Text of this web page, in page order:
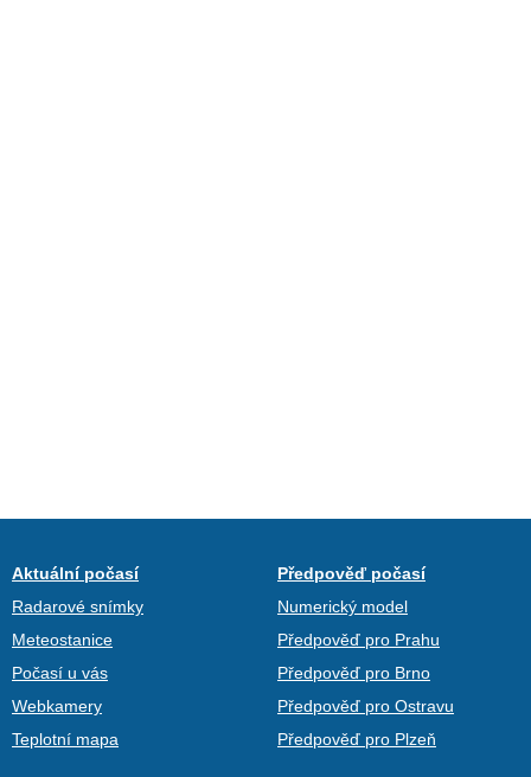
Aktuální počasí
Radarové snímky
Meteostanice
Počasí u vás
Webkamery
Teplotní mapa
Předpověď počasí
Numerický model
Předpověď pro Prahu
Předpověď pro Brno
Předpověď pro Ostravu
Předpověď pro Plzeň